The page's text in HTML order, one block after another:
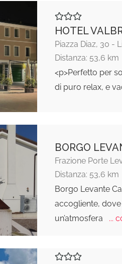
HOTEL
Piazza Diaz, 30 -
Distanza: 53,6 km
<p>Perfetto per
di puro relax, e
BORGO
Frazione Porte
Distanza: 53,6 km
Borgo Levante
accogliente, dove
un’atmosfera
...